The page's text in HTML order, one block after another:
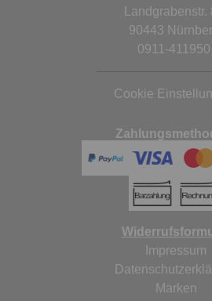
Landgrabenstr.
90443
0911-411950
Cookie
Impressum
Marken